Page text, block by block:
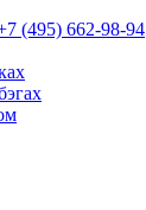
(495) 662-98-94